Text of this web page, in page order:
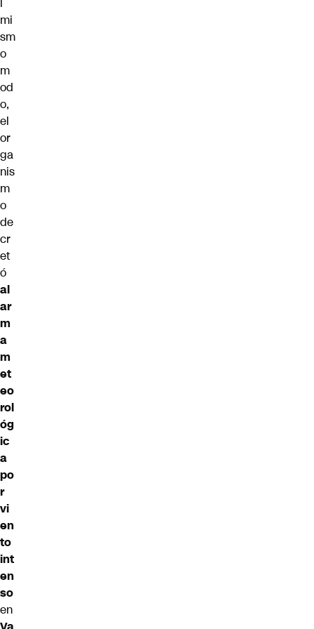
mi
sm
o
m
od
o,
el
or
ga
nis
m
o
de
cr
et
ó
al
ar
m
a
m
et
eo
rol
óg
ic
a
po
r
vi
en
to
int
en
so
en